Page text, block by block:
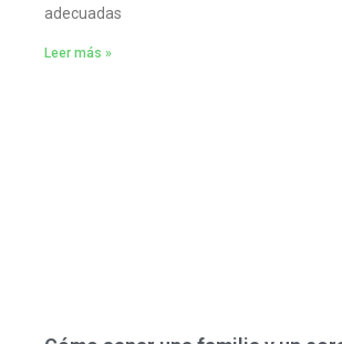
adecuadas
Leer más »